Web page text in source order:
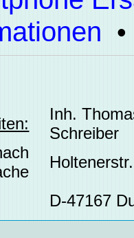
•
Inh.
Schreiber
D-47167